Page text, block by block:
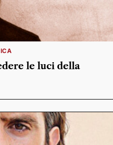
le luci della